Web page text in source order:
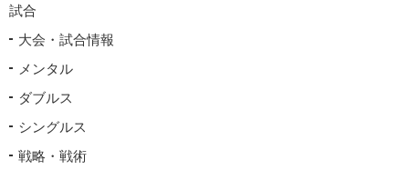
試合
大会・試合情報
メンタル
ダブルス
シングルス
戦略・戦術